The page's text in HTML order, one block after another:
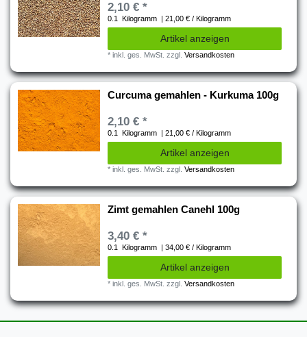
2,10 € *
0.1 Kilogramm | 21,00 € / Kilogramm
Artikel anzeigen
*inkl. ges. MwSt. zzgl.Versandkosten
Curcuma gemahlen - Kurkuma 100g
2,10 € *
0.1 Kilogramm | 21,00 € / Kilogramm
Artikel anzeigen
*inkl. ges. MwSt. zzgl.Versandkosten
Zimt gemahlen Canehl 100g
3,40 € *
0.1 Kilogramm | 34,00 € / Kilogramm
Artikel anzeigen
*inkl. ges. MwSt. zzgl.Versandkosten